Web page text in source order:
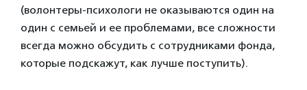
(волонтеры-психологи не оказываются один на
один с семьей и ее проблемами, все сложности
всегда можно обсудить с сотрудниками фонда,
которые подскажут, как лучше поступить).